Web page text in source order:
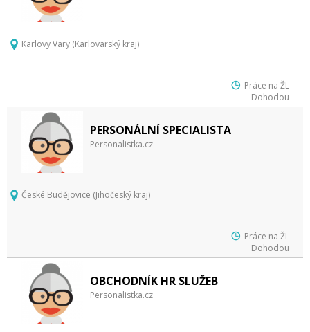
Karlovy Vary (Karlovarský kraj)
Práce na ŽL
Dohodou
PERSONÁLNÍ SPECIALISTA
Personalistka.cz
České Budějovice (Jihočeský kraj)
Práce na ŽL
Dohodou
OBCHODNÍK HR SLUŽEB
Personalistka.cz